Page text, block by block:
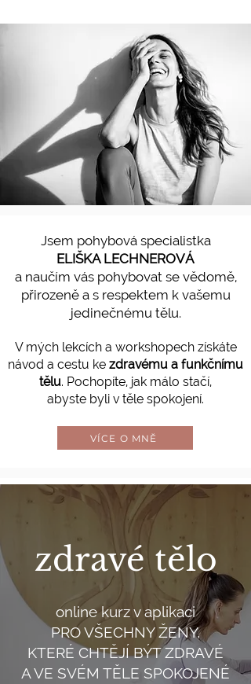
Jsem pohybová specialistka
ELIŠKA LECHNEROVÁ
a naučím vás pohybovat se vědomě,
přirozeně a s respektem k vašemu
jedinečnému tělu.
V mých lekcích a workshopech získáte
návod a cestu ke zdravému a funkčnímu
tělu. Pochopíte, jak málo stačí,
abyste byli v těle spokojení.
VÍCE O MNĚ
zdravé tělo
online kurz v aplikaci
PRO VŠECHNY ŽENY,
KTERÉ CHTĚJÍ BÝT ZDRAVÉ
A VE SVÉM TĚLE SPOKOJENÉ